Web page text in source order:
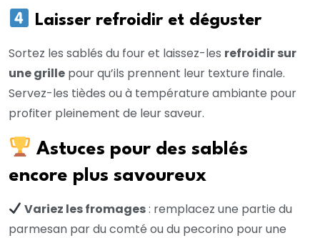
Laisser refroidir et déguster
Sortez les sablés du four et laissez-les refroidir sur
une grille pour qu’ils prennent leur texture finale.
Servez-les tièdes ou à température ambiante pour
profiter pleinement de leur saveur.
Astuces pour des sablés
encore plus savoureux
Variez les fromages: remplacez une partie du
parmesan par du comté ou du pecorino pour une